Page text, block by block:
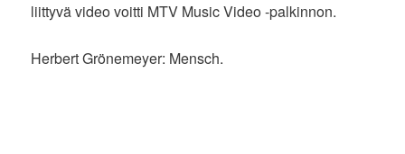
liittyvä video voitti MTV Music Video -palkinnon.
Herbert Grönemeyer: Mensch.